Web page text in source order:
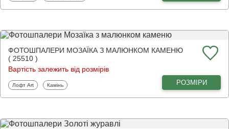
ФОТОШПАЛЕРИ МОЗАЇКА З МАЛЮНКОМ КАМЕНЮ
( 25510 )
Вартість залежить від розмірів
Фотошпалери
Лофт Art Фотошпалери
Камінь РОЗМІРИ